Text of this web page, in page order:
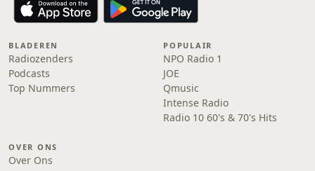
BLADEREN
Radiozenders
Podcasts
Top Nummers
POPULAIR
NPO Radio 1
JOE
Qmusic
Intense Radio
Radio 10 60's & 70's Hits
OVER ONS
Over Ons